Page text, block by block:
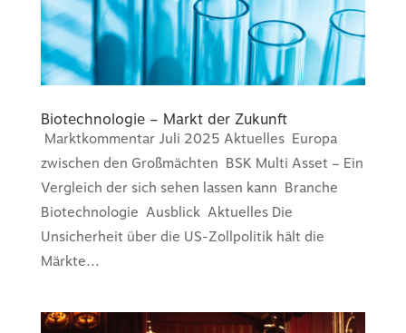
Biotechnologie – Markt der Zukunft
Marktkommentar Juli 2025 Aktuelles Europa
zwischen den Großmächten BSK Multi Asset – Ein
Vergleich der sich sehen lassen kann Branche
Biotechnologie Ausblick Aktuelles Die
Unsicherheit über die US-Zollpolitik hält die
Märkte...